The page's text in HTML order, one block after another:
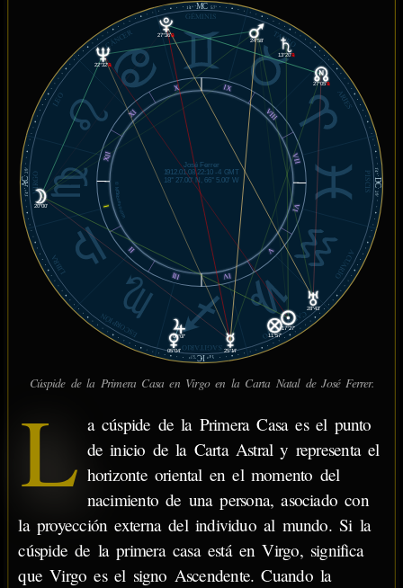
© MiSabueso.com
14°
AC
29' 14°
DC
29'
14° MC 57'
14°
IC
57'
ARIES
TAURO
GÉMINIS
CÁNCER
LEO
VIRGO
LIBRA
ESCORPIÓN
SAGITARIO
CAPRICORNIO
ACUARIO
PISCIS
X
XI
XII
I
II
III IV
V
VI
VII
VIII
IX
17°27'
20°00'
25°14'
05°04'
24°58'
06°07'
13°20'℞
28°43'
22°32'℞
27°36'℞
27°05'℞
11°57'
José Ferrer
1912.01.08 22:10 -4 GMT
18° 27.00' N, 66° 5.00' W
Cúspide de la Primera Casa en Virgo en la Carta Natal de José Ferrer.
L a cúspide de la Primera Casa es el punto
de inicio de la Carta Astral y representa el
horizonte oriental en el momento del
nacimiento de una persona, asociado con
la proyección externa del individuo al mundo. Si la
cúspide de la primera casa está en Virgo, significa
que Virgo es el signo Ascendente. Cuando la